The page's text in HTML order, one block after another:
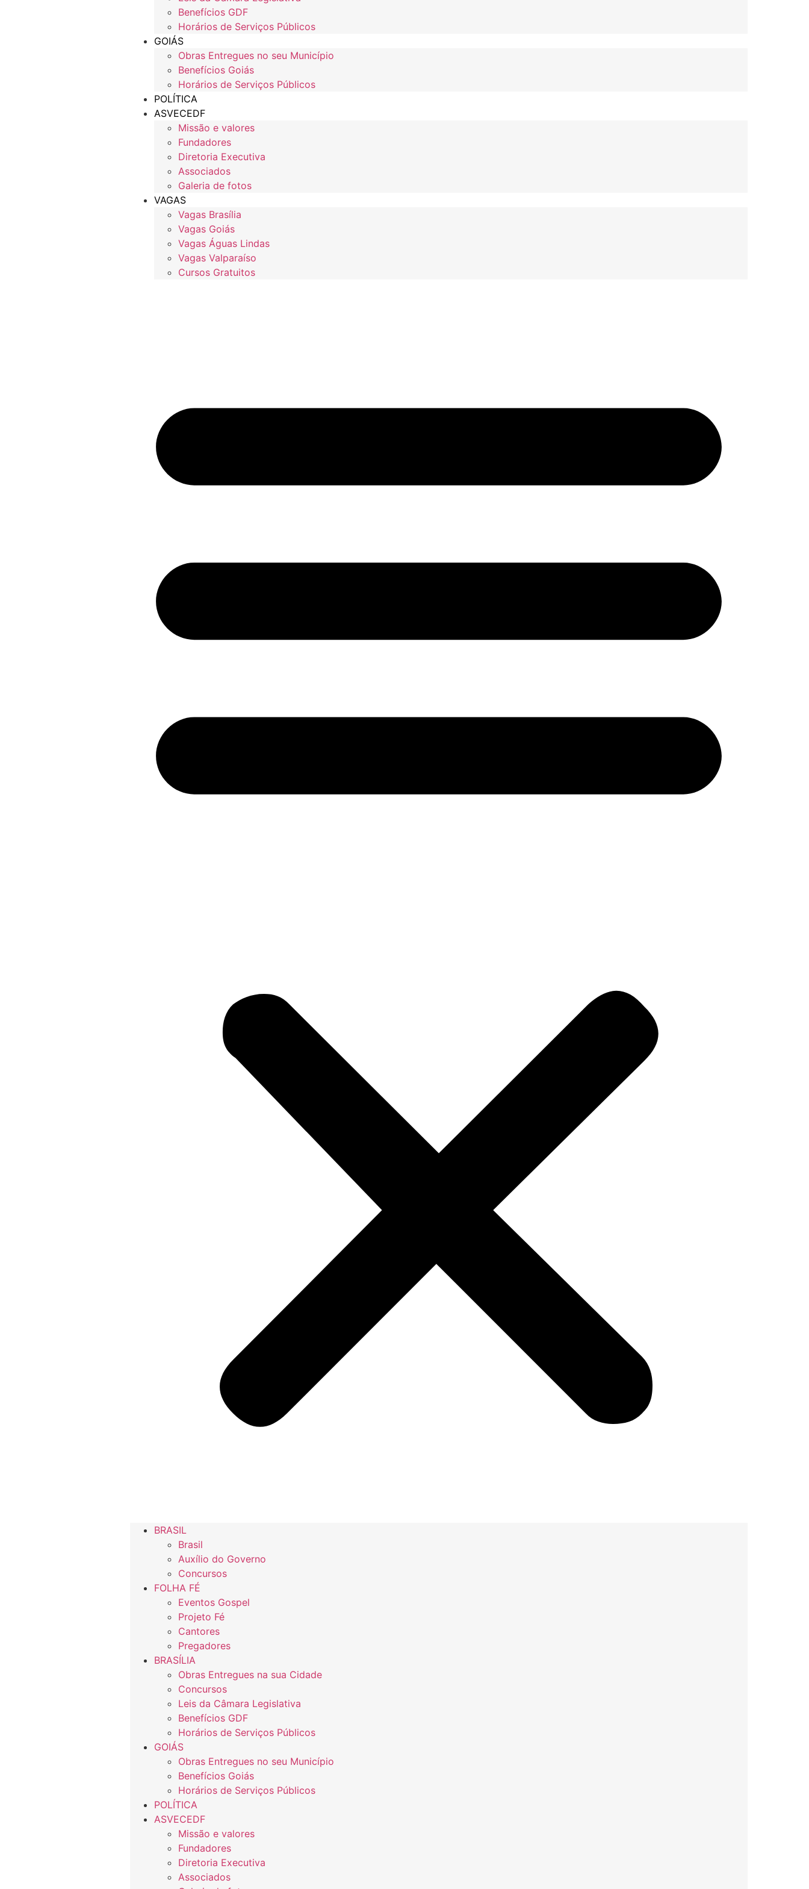
Benefícios GDF
Horários de Serviços Públicos
GOIÁS
Obras Entregues no seu Município
Benefícios Goiás
Horários de Serviços Públicos
POLÍTICA
ASVECEDF
Missão e valores
Fundadores
Diretoria Executiva
Associados
Galeria de fotos
VAGAS
Vagas Brasília
Vagas Goiás
Vagas Águas Lindas
Vagas Valparaíso
Cursos Gratuitos
BRASIL
Brasil
Auxílio do Governo
Concursos
FOLHA FÉ
Eventos Gospel
Projeto Fé
Cantores
Pregadores
BRASÍLIA
Obras Entregues na sua Cidade
Concursos
Leis da Câmara Legislativa
Benefícios GDF
Horários de Serviços Públicos
GOIÁS
Obras Entregues no seu Município
Benefícios Goiás
Horários de Serviços Públicos
POLÍTICA
ASVECEDF
Missão e valores
Fundadores
Diretoria Executiva
Associados